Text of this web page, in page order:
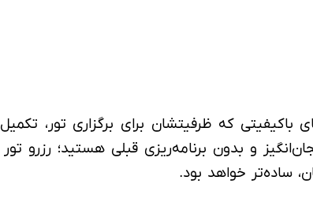
که ظرفیتشان برای برگزاری تور،
و بدون برنامه‌ریزی قبلی هستید؛ رزرو
ساده‌تر خواهد بود.